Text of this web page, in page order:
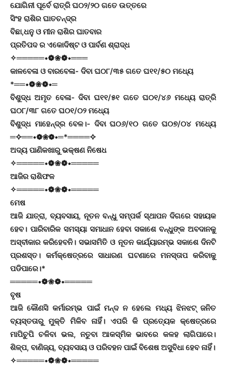
ଯୋଗିନୀ ପୂର୍ବେ ରାତ୍ରି ଘ୦୨/୨୦ ଗତେ ଉତ୍ତରେ
ସିଂହ ରାଶିର ଘାତଚନ୍ଦ୍ର
ବିଛା,ଧନୁ ଓ ମୀନ ରାଶିର ଘାତବାର
ପ୍ରତିପଦ ର ଏକୋଦିଷ୍ଟ ଓ ପାର୍ବଣ ଶ୍ରାଦ୍ଧ
✧═════•❁❀❁•═══
କାଳବେଳା ଓ ବାରବେଳା- ଦିବା ଘ୦୮/୩୫ ଗତେ ଘ୧୧/୫୦ ମଧ୍ୟେ
*══•❁❀❁•═
ବିଶୁଦ୍ଧ ଅମୃତ ବେଳା- ଦିବା ଘ୧୧/୫୧ ଗତେ ଘ୦୧/୪୬ ମଧ୍ୟେ ରାତ୍ରି
ଘ୦୮/୩୮ ଗତେ ଘ୦୧/୦୨ ମଧ୍ୟେ
ବିଶୁଦ୍ଧ ମାହେନ୍ଦ୍ର ବେଳ।- ଦିବା ଘ୦୬/୧୦ ଗତେ ଘ୦୭/୦୪ ମଧ୍ୟେ
═✧══•❁❀❁•═*════✧
ଅଦ୍ୟ ପାଣିକଖାରୁ ଭକ୍ଷଣ ନିଷେଧ
✧═════•❁❀❁•═════
ଆଜିର ରାଶିଫଳ
✧═════•❁❀❁•═════
ମେଷ
ଆଜି ଯାତ୍ରା, ବ୍ୟବସାୟ, ନୂତନ ବନ୍ଧୁ ସମ୍ପର୍କ ସ୍ଥାପନ ଦିଗରେ ସହାୟକ
ହେବ। ପାରିବାରିକ ସମସ୍ୟା ସମାଧାନ ହେବା ସକାଶେ ବନ୍ଧୁଙ୍କ ଅବଦାନକୁ
ଅସ୍ବୀକାର କରିହେବନି। ସଭାସମିତି ଓ ନୂତନ କାର୍ଯ୍ୟାରମ୍ଭ ସକାଶେ ଦିନଟି
ପ୍ରଶସ୍ତ। କର୍ମକ୍ଷେତ୍ରରେ ସାଧାରଣ ଘଟଣାରେ ମନସ୍ତାପ କରିବାକୁ
ପଡିପାରେ।*
═════•❁❀❁•═════
ବୃଷ
ଆଜି କୌଣସି କର୍ମାରମ୍ଭ ପାଇଁ ମନ୍ଦ ନ ହେଲେ ମଧ୍ୟ ଝିନଝଟ୍‌ ଜନିତ
ବ୍ୟସ୍ତତାରୁ ମୁକ୍ତି ମିଳିବ ନାହିଁ। ଏପରି କି ପ୍ରତ୍ୟେକ କ୍ଷେତ୍ରରେ
ମାପିଚୁପି ଚଳିବା ଭଲ, ନତୁବା ଆକସ୍ମିକ ଭାବରେ କଳହ ଲାଗିପାରେ।
ଶିଳ୍ପ, ବାଣିଜ୍ୟ, ବ୍ୟବସାୟ ଓ ପରିବହନ ପାଇଁ ବିଶେଷ ଅସୁବିଧା ହେବ ନାହିଁ।
✧═════•❁❀❁•═════